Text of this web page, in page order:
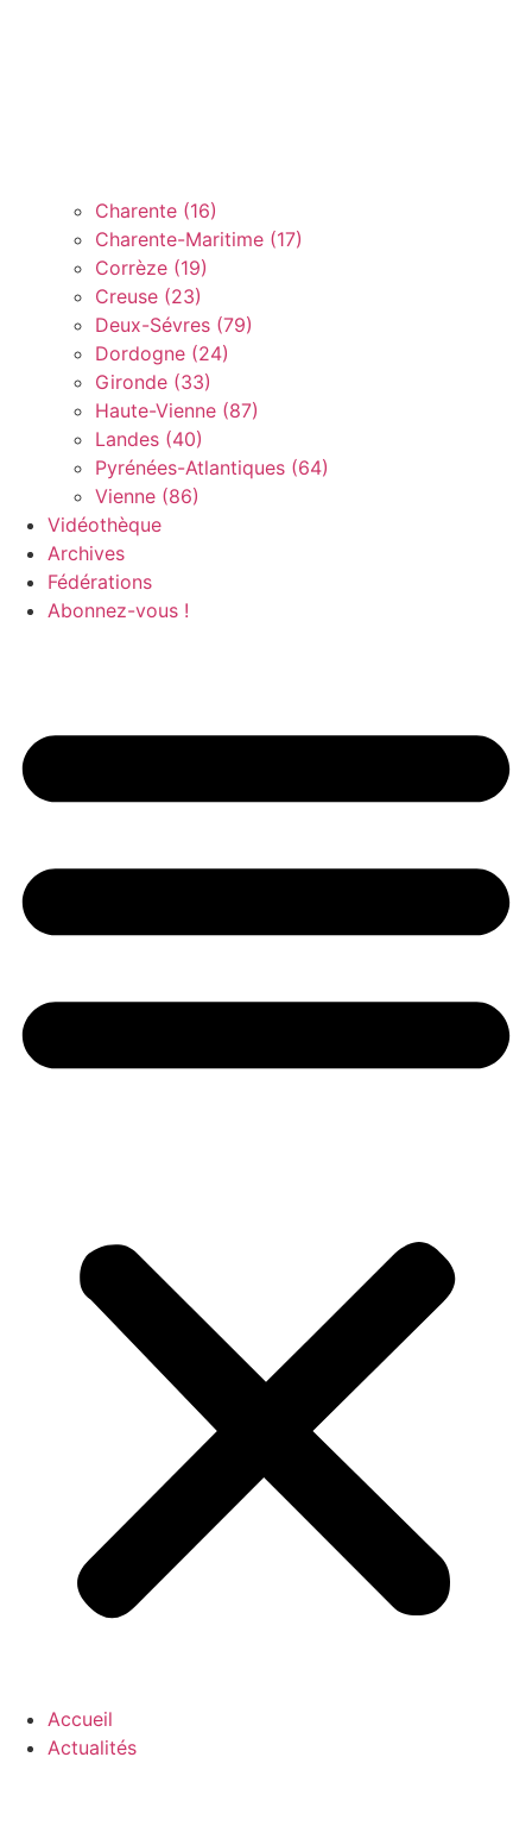
Charente (16)
Charente-Maritime (17)
Corrèze (19)
Creuse (23)
Deux-Sévres (79)
Dordogne (24)
Gironde (33)
Haute-Vienne (87)
Landes (40)
Pyrénées-Atlantiques (64)
Vienne (86)
Vidéothèque
Archives
Fédérations
Abonnez-vous !
Accueil
Actualités